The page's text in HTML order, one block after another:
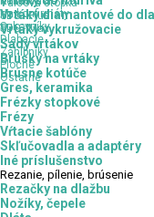
Na konfirmáty
Sukovníky
Dlabacie
Záhlbníky
Ploché
Ostatné
Valcová stopka
SDS - Plus
SDS - Max
Vrtáky diamantové do
Vrtáky vykružovacie
Sady vrtákov
Brúsky na vrtáky
Brúsne kotúče
Gres, keramika
Frézky stopkové
Frézy
Vŕtacie šablóny
Skľučovadla a adaptéry
Iné príslušenstvo
Rezanie, pílenie, brúsenie
Rezačky na dlažbu
Nožíky, čepele